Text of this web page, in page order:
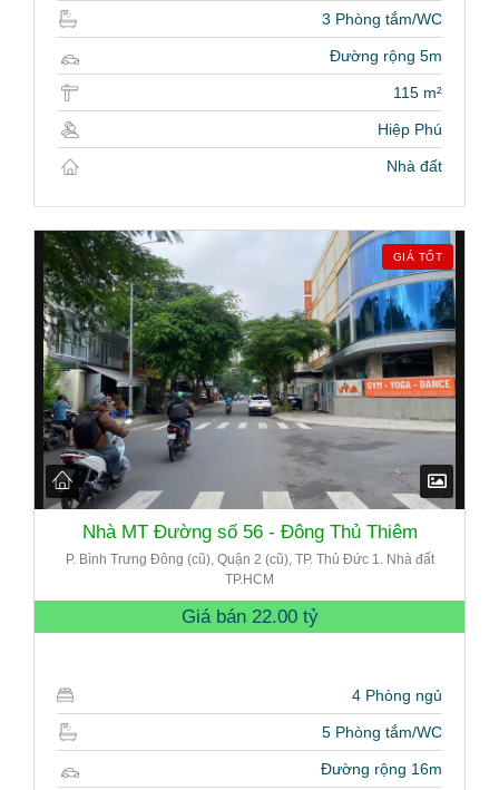
3 Phòng tắm/WC
Đường rộng 5m
115 m²
Hiệp Phú
Nhà đất
GIÁ TỐT
Nhà MT Đường số 56 - Đông Thủ Thiêm
P. Bình Trưng Đông (cũ), Quận 2 (cũ), TP. Thủ Đức 1. Nhà đất
TP.HCM
Giá bán 22.00 tỷ
4 Phòng ngủ
5 Phòng tắm/WC
Đường rộng 16m